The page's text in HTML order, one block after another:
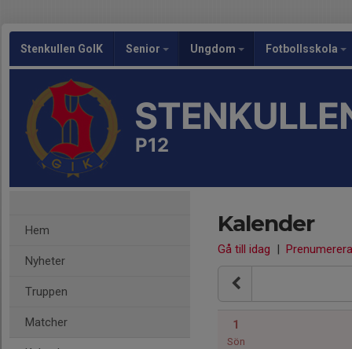
Stenkullen GoIK Senior Ungdom Fotbollsskola
P12
Hem
Nyheter
Truppen
Matcher
Kalender
Gå till idag | Prenumerera
1
Sön